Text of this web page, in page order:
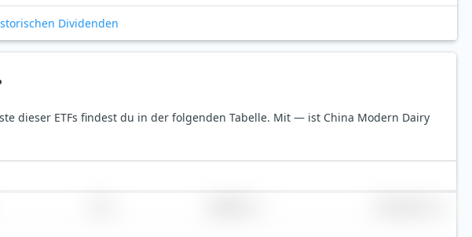
Dividenden
dieser ETFs findest du in der folgenden Tabelle. Mit — ist China Modern Dairy